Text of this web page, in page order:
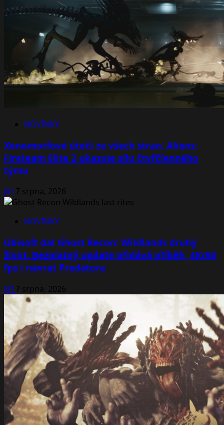
NOVINKY
Xenomorfové útočí ze všech stran. Aliens:
Fireteam Elite 2 ukazuje sílu čtyřčlenného
týmu
Jiří7 srpna, 2026
NOVINKY
Ubisoft dal Ghost Recon: Wildlands druhý
život. Bezplatný update přidává příběh, 4K/60
fps i návrat Predátora
Jiří7 srpna, 2026